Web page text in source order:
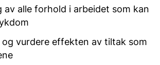
alle forhold i arbeidet som kan
vurdere effekten av tiltak som